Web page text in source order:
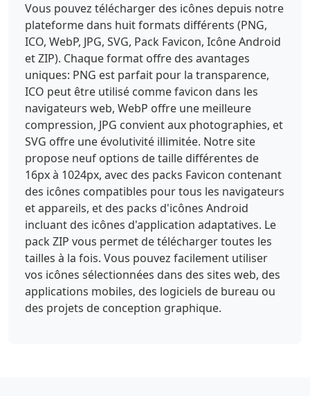
Vous pouvez télécharger des icônes depuis notre
plateforme dans huit formats différents (PNG,
ICO, WebP, JPG, SVG, Pack Favicon, Icône Android
et ZIP). Chaque format offre des avantages
uniques: PNG est parfait pour la transparence,
ICO peut être utilisé comme favicon dans les
navigateurs web, WebP offre une meilleure
compression, JPG convient aux photographies, et
SVG offre une évolutivité illimitée. Notre site
propose neuf options de taille différentes de
16px à 1024px, avec des packs Favicon contenant
des icônes compatibles pour tous les navigateurs
et appareils, et des packs d'icônes Android
incluant des icônes d'application adaptatives. Le
pack ZIP vous permet de télécharger toutes les
tailles à la fois. Vous pouvez facilement utiliser
vos icônes sélectionnées dans des sites web, des
applications mobiles, des logiciels de bureau ou
des projets de conception graphique.